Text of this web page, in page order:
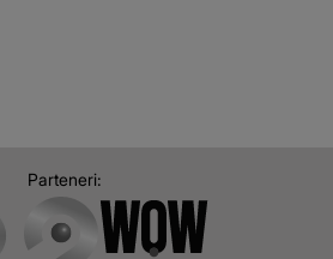
Parteneri: